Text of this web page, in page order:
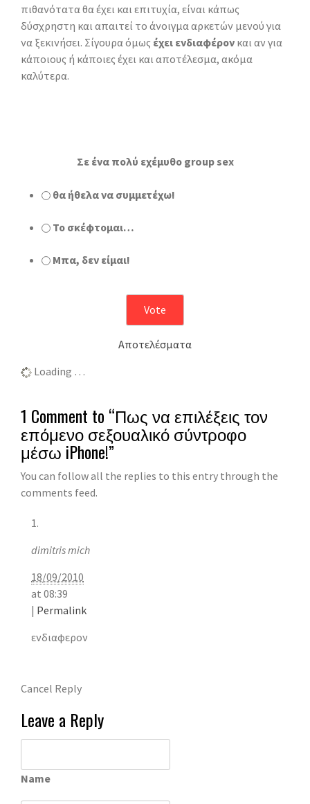
πιθανότατα θα έχει και επιτυχία, είναι κάπως
δύσχρηστη και απαιτεί το άνοιγμα αρκετών μενού για
να ξεκινήσει. Σίγουρα όμως έχει ενδιαφέρον και αν για
κάποιους ή κάποιες έχει και αποτέλεσμα, ακόμα
καλύτερα.
Σε ένα πολύ εχέμυθο group sex
θα ήθελα να συμμετέχω!
Το σκέφτομαι…
Μπα, δεν είμαι!
Αποτελέσματα
Loading …
1 Comment to “Πως να επιλέξεις τον
επόμενο σεξουαλικό σύντροφο
μέσω iPhone!”
You can follow all the replies to this entry through the
comments feed.
dimitris mich
18/09/2010
at 08:39
| Permalink
ενδιαφερον
Cancel Reply
Leave a Reply
Name